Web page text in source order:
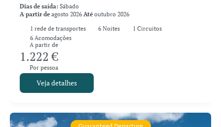
Dias de saída: Sábado
A partir de agosto 2026 Até outubro 2026
1 rede de transportes 6 Noites
1 Circuitos
6 Acomodações
A partir de
1.222 €
Por pessoa
Veja detalhes